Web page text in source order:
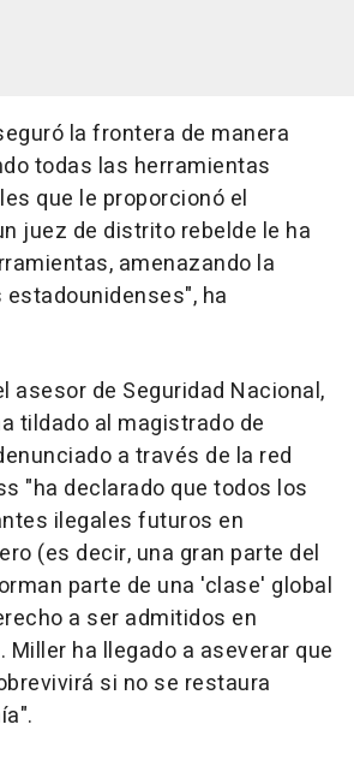
la frontera de manera
todas las herramientas
que le proporcionó el
juez de distrito rebelde le ha
amenazando la
ha
asesor de Seguridad Nacional,
tildado al magistrado de
a través de la red
"ha declarado que todos los
ilegales futuros en
(es decir, una gran parte del
parte de una 'clase' global
a ser admitidos en
Miller ha llegado a aseverar que
si no se restaura